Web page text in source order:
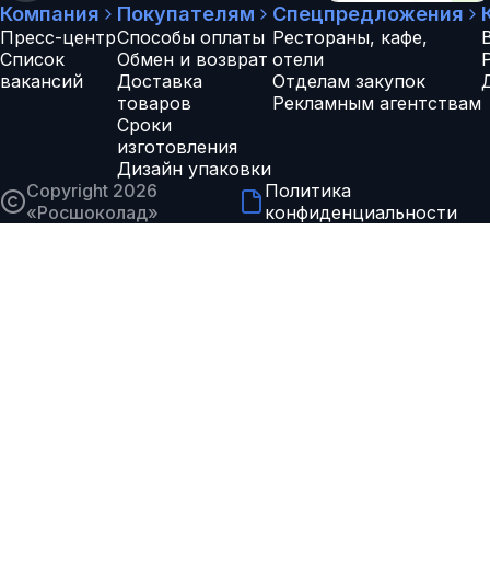
Компания
Пресс-центр
Список
вакансий
Покупателям
Способы оплаты
Обмен и возврат
Доставка
товаров
Сроки
изготовления
Дизайн упаковки
Спецпредложения
Рестораны, кафе,
отели
Отделам закупок
Рекламным агентствам
Copyright 2026
«Росшоколад»
Политика
конфиденциальности